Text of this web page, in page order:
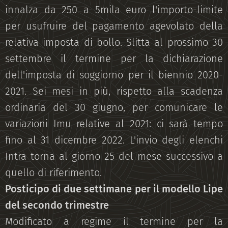
innalza da 250 a 5mila euro l'importo-limite
per usufruire del pagamento agevolato della
relativa imposta di bollo. Slitta al prossimo 30
settembre il termine per la dichiarazione
dell'imposta di soggiorno per il biennio 2020-
2021. Sei mesi in più, rispetto alla scadenza
ordinaria del 30 giugno, per comunicare le
variazioni Imu relative al 2021: ci sarà tempo
fino al 31 dicembre 2022. L'invio degli elenchi
Intra torna al giorno 25 del mese successivo a
quello di riferimento.
Posticipo di due settimane per il modello Lipe
del secondo trimestre
Modificato a regime il termine per la